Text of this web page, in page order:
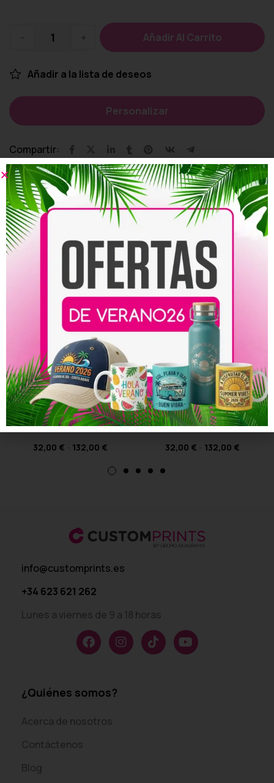
- + Añadir Al Carrito
Añadir a la lista de deseos
Personalizar
Compartir:
Productos relacionados
Lona para Bautizos
Diseño 2
32,00 € 132,00 €
Lona para Aniversarios
Diseño 3
32,00 € 132,00 €
info@customprints.es
+34 623 621 262
Lunes a viernes de 9 a 18 horas
¿Quiénes somos?
Acerca de nosotros
Contáctenos
Blog